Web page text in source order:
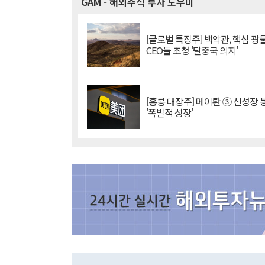
[글로벌 특징주] 백악관, 핵심 광
CEO들 초청 '탈중국 의지'
[홍콩 대장주] 메이퇀 ③ 신성장
'폭발적 성장'